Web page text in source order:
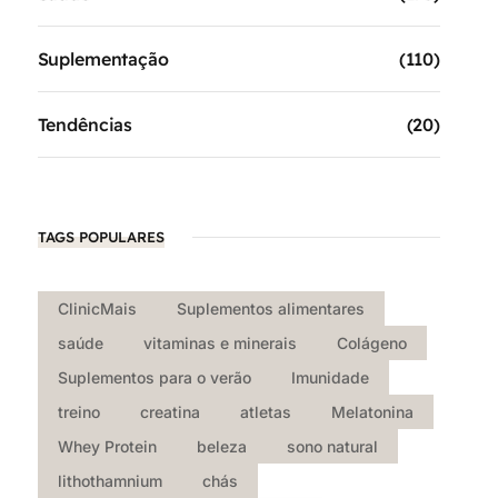
Suplementação (110)
Tendências (20)
TAGS POPULARES
ClinicMais
Suplementos alimentares
saúde
vitaminas e minerais
Colágeno
Suplementos para o verão
Imunidade
treino
creatina atletas
Melatonina
Whey Protein
beleza
sono natural
lithothamnium
chás